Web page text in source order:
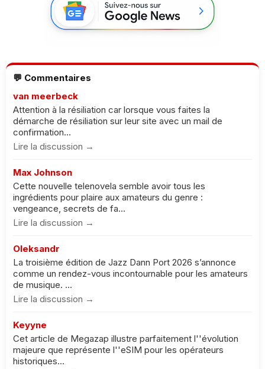
💬 Commentaires
van meerbeck
Attention à la résiliation car lorsque vous faites la
démarche de résiliation sur leur site avec un mail de
confirmation...
Lire la discussion →
Max Johnson
Cette nouvelle telenovela semble avoir tous les
ingrédients pour plaire aux amateurs du genre :
vengeance, secrets de fa...
Lire la discussion →
Oleksandr
La troisième édition de Jazz Dann Port 2026 s’annonce
comme un rendez-vous incontournable pour les amateurs
de musique. ...
Lire la discussion →
Keyyne
Cet article de Megazap illustre parfaitement l''évolution
majeure que représente l''eSIM pour les opérateurs
historiques...